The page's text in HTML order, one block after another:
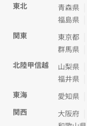
東北
青森県
福島県
関東
東京都
群馬県
北陸甲信越
山梨県
福井県
東海
愛知県
関西
大阪府